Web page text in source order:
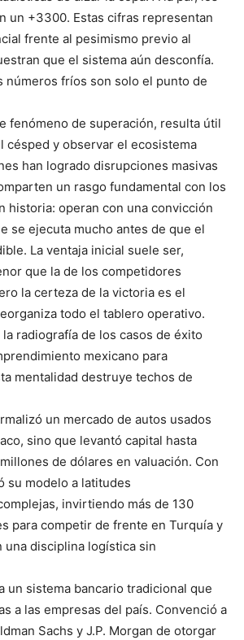
un +3300. Estas cifras representan
frente al pesimismo previo al
que el sistema aún desconfía.
números fríos son solo el punto de
fenómeno de superación, resulta útil
césped y observar el ecosistema
han logrado disrupciones masivas
un rasgo fundamental con los
historia: operan con una convicción
se ejecuta mucho antes de que el
La ventaja inicial suele ser,
que la de los competidores
la certeza de la victoria es el
todo el tablero operativo.
la radiografía de los casos de éxito
mexicano para
mentalidad destruye techos de
un mercado de autos usados
sino que levantó capital hasta
de dólares en valuación. Con
su modelo a latitudes
invirtiendo más de 130
para competir de frente en Turquía y
una disciplina logística sin
un sistema bancario tradicional que
a las empresas del país. Convenció a
Sachs y J.P. Morgan de otorgar